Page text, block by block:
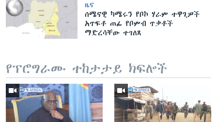
ዜና
ሰሜናዊ ካሜሩን የቦኮ ሃራም ተዋጊዎች
አጥፍቶ ጠፊ የቦምብ ጥቃቶች
ማድረሳቸው ተገለጸ
የፕሮግራሙ ተከታታይ ክፍሎች